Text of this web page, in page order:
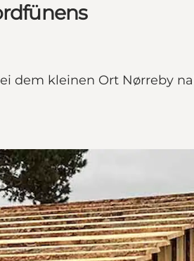
dem kleinen Ort Nørreby